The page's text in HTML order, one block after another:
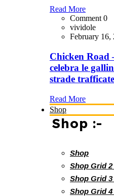
Read More
Comment 0
vividole
February 16,
Chicken Road
celebra le
strade
Read More
Shop
Shop :-
Shop
Shop Grid
Shop Grid
Shop Grid